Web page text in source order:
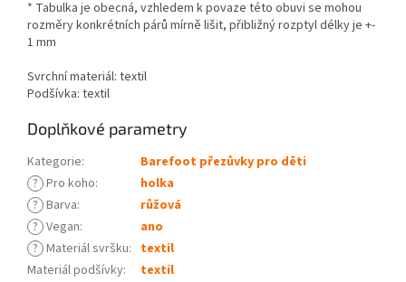
* Tabulka je obecná, vzhledem k povaze této obuvi se mohou
rozměry konkrétních párů mírně lišit, přibližný rozptyl délky je +-
1 mm
Svrchní materiál: textil
Podšívka: textil
Doplňkové parametry
Kategorie:
Barefoot přezůvky pro děti
? Pro koho:
holka
? Barva:
růžová
? Vegan:
ano
? Materiál svršku: textil
Materiál podšívky:
textil